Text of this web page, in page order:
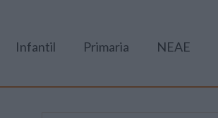
Infantil Primaria NEAE